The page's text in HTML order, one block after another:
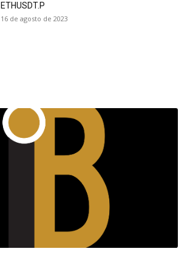
ETHUSDT.P
16 de agosto de 2023